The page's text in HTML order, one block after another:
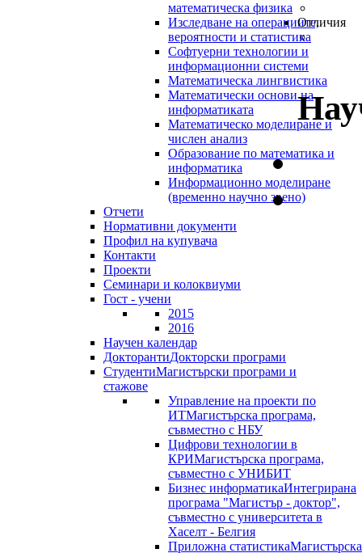
математическа физика
Изследване на операциите,
вероятности и статистика
Софтуерни технологии и
информационни системи
Математическа лингвистика
Математически основи на
информатиката
Математическо моделиране и
числен анализ
Образование по математика и
информатика
Информационно моделиране
(временно научно звено)
Отчети
Нормативни документи
Профил на купувача
Контакти
Проекти
Семинари и колоквиуми
Гост - учени
2015
2016
Научен календар
ДокторантиДокторски програми
СтудентиМагистърски програми и
стажове
Управление на проекти по
ИТМагистърска програма,
съвместно с НБУ
Цифрови технологии в
КРИМагистърска програма,
съвместно с УНИБИТ
Бизнес информатикаИнтегрирана
програма "Магистър - доктор",
съвместно с университета в
Хаселт - Белгия
Приложна статистикаМагистърска
Отличия